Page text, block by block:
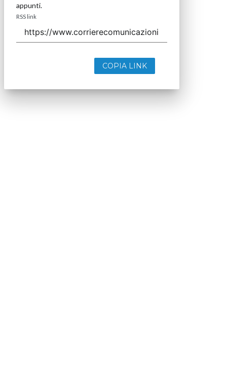
appunti.
RSS link
COPIA LINK